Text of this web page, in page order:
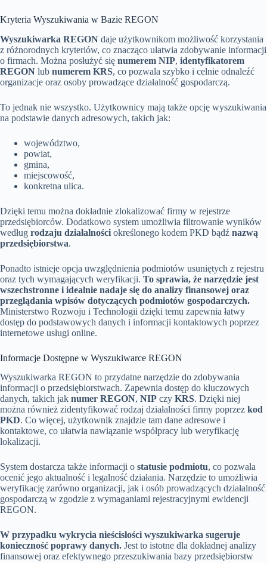
Kryteria Wyszukiwania w Bazie REGON
Wyszukiwarka REGON daje użytkownikom możliwość korzystania
z różnorodnych kryteriów, co znacząco ułatwia zdobywanie informacji
o firmach. Można posłużyć się numerem NIP, identyfikatorem
REGON lub numerem KRS, co pozwala szybko i celnie odnaleźć
organizacje oraz osoby prowadzące działalność gospodarczą.
To jednak nie wszystko. Użytkownicy mają także opcję wyszukiwania
na podstawie danych adresowych, takich jak:
województwo,
powiat,
gmina,
miejscowość,
konkretna ulica.
Dzięki temu można dokładnie zlokalizować firmy w rejestrze
przedsiębiorców. Dodatkowo system umożliwia filtrowanie wyników
według rodzaju działalności określonego kodem PKD bądź nazwą
przedsiębiorstwa.
Ponadto istnieje opcja uwzględnienia podmiotów usuniętych z rejestru
oraz tych wymagających weryfikacji. To sprawia, że narzędzie jest
wszechstronne i idealnie nadaje się do analizy finansowej oraz
przeglądania wpisów dotyczących podmiotów gospodarczych.
Ministerstwo Rozwoju i Technologii dzięki temu zapewnia łatwy
dostęp do podstawowych danych i informacji kontaktowych poprzez
internetowe usługi online.
Informacje Dostępne w Wyszukiwarce REGON
Wyszukiwarka REGON to przydatne narzędzie do zdobywania
informacji o przedsiębiorstwach. Zapewnia dostęp do kluczowych
danych, takich jak numer REGON, NIP czy KRS. Dzięki niej
można również zidentyfikować rodzaj działalności firmy poprzez kod
PKD. Co więcej, użytkownik znajdzie tam dane adresowe i
kontaktowe, co ułatwia nawiązanie współpracy lub weryfikację
lokalizacji.
System dostarcza także informacji o statusie podmiotu, co pozwala
ocenić jego aktualność i legalność działania. Narzędzie to umożliwia
weryfikację zarówno organizacji, jak i osób prowadzących działalność
gospodarczą w zgodzie z wymaganiami rejestracyjnymi ewidencji
REGON.
W przypadku wykrycia nieścisłości wyszukiwarka sugeruje
konieczność poprawy danych. Jest to istotne dla dokładnej analizy
finansowej oraz efektywnego przeszukiwania bazy przedsiębiorstw